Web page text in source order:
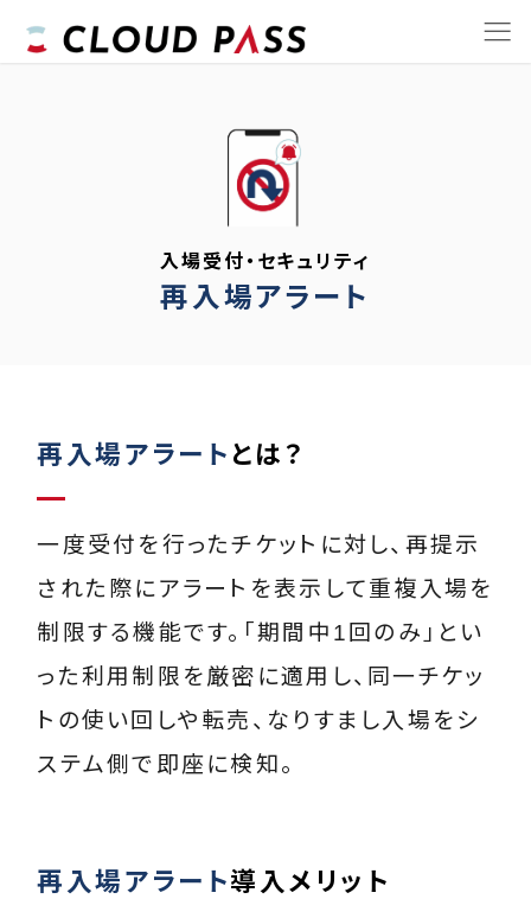
入場受付・セキュリティ
再入場アラート
再入場アラート とは？
一度受付を行ったチケットに対し、再提示
された際にアラートを表示して重複入場を
制限する機能です。「期間中1回のみ」とい
った利用制限を厳密に適用し、同一チケッ
トの使い回しや転売、なりすまし入場をシ
ステム側で即座に検知。
再入場アラート導入メリット